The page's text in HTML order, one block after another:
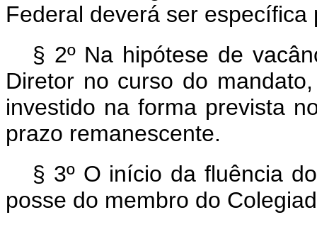
Federal deverá ser
§ 2º Na hipótese de
Diretor no curso do
investido na forma prevista
prazo remanescente.
§ 3º O início da fluência
posse do membro do